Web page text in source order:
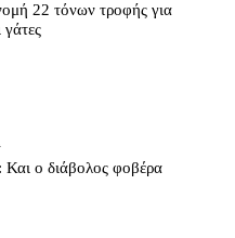
22 τόνων τροφής για
γάτες
ο διάβολος φοβέρα